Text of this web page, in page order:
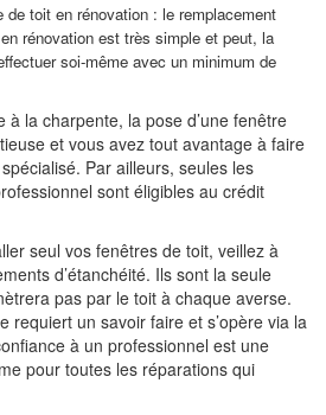
de toit en rénovation : le remplacement
rénovation est très simple et peut, la
soi-même avec un minimum de
à la charpente, la pose d’une fenêtre
et vous avez tout avantage à faire
Par ailleurs, seules les
sont éligibles au crédit
seul vos fenêtres de toit, veillez à
d’étanchéité. Ils sont la seule
pas par le toit à chaque averse.
requiert un savoir faire et s’opère via la
à un professionnel est une
pour toutes les réparations qui